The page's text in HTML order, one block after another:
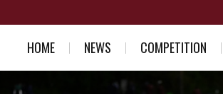
HOME NEWS COMPETITION
スケジュール一覧